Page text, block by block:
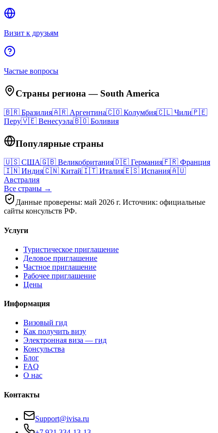
Визит к друзьям
Частые вопросы
Страны региона — South America
🇧🇷 Бразилия🇦🇷 Аргентина🇨🇴 Колумбия🇨🇱 Чили🇵🇪
Перу🇻🇪 Венесуэла🇧🇴 Боливия
Популярные страны
🇺🇸 США🇬🇧 Великобритания🇩🇪 Германия🇫🇷 Франция
🇮🇳 Индия🇨🇳 Китай🇮🇹 Италия🇪🇸 Испания🇦🇺
Австралия
Все страны →
Данные проверены: май 2026 г. Источник: официальные
сайты консульств РФ.
Услуги
Туристическое приглашение
Деловое приглашение
Частное приглашение
Рабочее приглашение
Цены
Информация
Визовый гид
Как получить визу
Электронная виза — гид
Консульства
Блог
FAQ
О нас
Контакты
Support@ivisa.ru